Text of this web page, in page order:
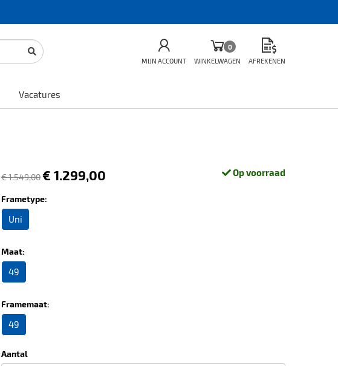
MIJN ACCOUNT
0
WINKELWAGEN
AFREKENEN
Vacatures
€ 1.549,00€ 1.299,00 Op voorraad
Frametype:
Uni
Maat:
49
Framemaat:
49
Aantal